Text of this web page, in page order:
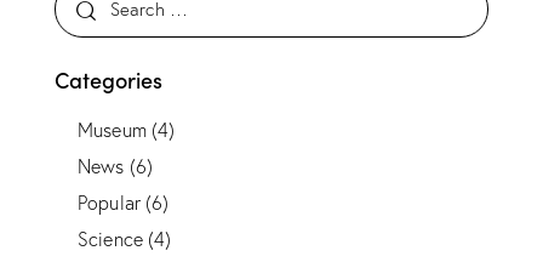
Categories
Museum(4)
News (6)
Popular(6)
Science(4)